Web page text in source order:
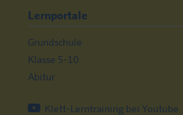
Lernportale
Grundschule
Klasse 5-10
Abitur
Klett-Lerntraining bei Youtube